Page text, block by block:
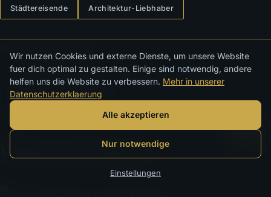
Städtereisende Architektur-Liebhaber
Familien mit Kleinkindern Strand-am-Hotel-Sucher
All-Inclusive-Cluburlauber
Wohnen im Palazzo
Wir nutzen Cookies und externe Dienste, um unsere Website
fuer dich optimal zu gestalten. Einige sind notwendig, andere
helfen uns die Website zu verbessern. Mehr in unserer
Datenschutzerklaerung
Alle akzeptieren
Nur notwendige
Einstellungen